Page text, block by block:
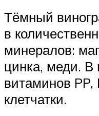
Тёмный
в
минералов:
цинка, меди.
витаминов
клетчатки.